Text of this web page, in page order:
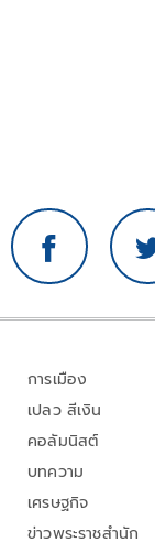
การเมือง
เปลว สีเงิน
คอลัมนิสต์
บทความ
เศรษฐกิจ
ข่าวพระราชสำนัก